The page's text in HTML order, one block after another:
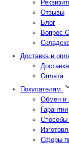
Отзывы
Блог
Вопрос-
Доставка и
Доставка
Оплата
Покупателям
Обмен и
Гарантии
Способы
Сферы